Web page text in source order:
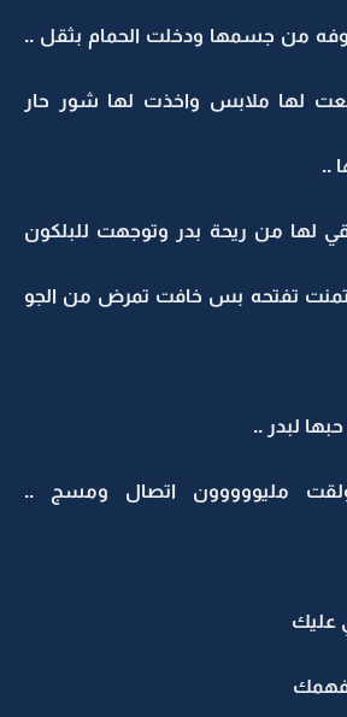
من جسمها ودخلت الحمام بثقل ..
لها ملابس واخذت لها شور حار
..
لها من ريحة بدر وتوجهت للبلكون
تفتحه بس خافت تمرض من الجو
لبدر ..
مليووووون اتصال ومسج ..
عليك